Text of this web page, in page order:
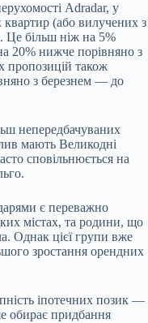
Adradar, у
квартир (або вилучених з
Це більш ніж на 5%
20% нижче порівняно з
пропозицій також
з березнем — до
непередбачуваних
мають Великодні
сповільнюється на
є переважно
містах, та родини, що
Однак цієї групи вже
зростання орендних
іпотечних позик —
обирає придбання